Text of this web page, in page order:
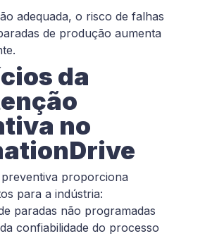
adequada, o risco de falhas
de produção aumenta
da
no
proporciona
para a indústria:
paradas não programadas
confiabilidade do processo